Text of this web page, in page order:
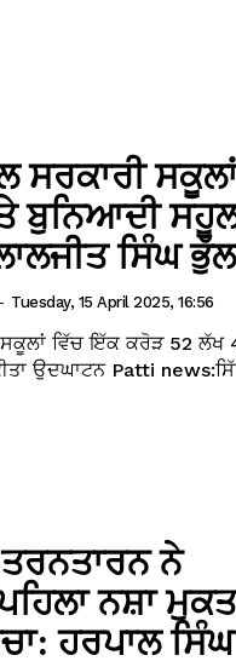
ਸਰਕਾਰੀ
ਬੁਨਿਆਦੀ
ਸਿੰਘ
- Tuesday, 15 April 2025, 16:56
ਵਿੱਚ ਇੱਕ ਕਰੋੜ 52 ਲੱਖ
ਉਦਘਾਟਨ Patti
ਨੇ
ਨਸ਼ਾ ਮੁਕਤ
ਹਰਪਾਲ ਸਿੰਘ